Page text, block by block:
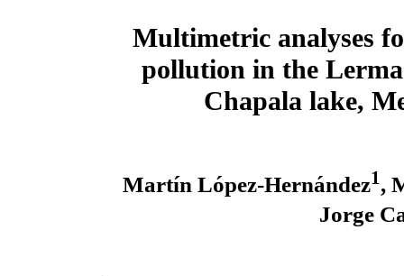
Multimetric analyses
pollution in the
Chapala lake,
Martín López-Hernández1,
Jorge